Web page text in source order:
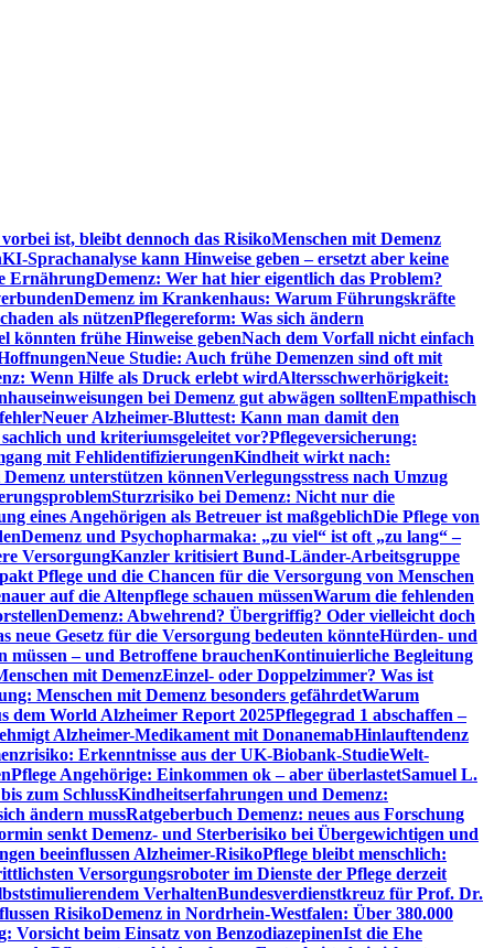
ist, bleibt dennoch das RisikoMenschen mit Demenz
KI-Sprachanalyse kann Hinweise geben – ersetzt aber keine
ErnährungDemenz: Wer hat hier eigentlich das Problem?
Demenz im Krankenhaus: Warum Führungskräfte
als nützenPflegereform: Was sich ändern
könnten frühe Hinweise gebenNach dem Vorfall nicht einfach
Neue Studie: Auch frühe Demenzen sind oft mit
Wenn Hilfe als Druck erlebt wirdAltersschwerhörigkeit:
bei Demenz gut abwägen solltenEmpathisch
Neuer Alzheimer-Bluttest: Kann man damit den
und kriteriumsgeleitet vor?Pflegeversicherung:
mit FehlidentifizierungenKindheit wirkt nach:
unterstützen könnenVerlegungsstress nach Umzug
Sturzrisiko bei Demenz: Nicht nur die
eines Angehörigen als Betreuer ist maßgeblichDie Pflege von
Demenz und Psychopharmaka: „zu viel“ ist oft „zu lang“ –
VersorgungKanzler kritisiert Bund-Länder-Arbeitsgruppe
Pflege und die Chancen für die Versorgung von Menschen
auf die Altenpflege schauen müssenWarum die fehlenden
Demenz: Abwehrend? Übergriffig? Oder vielleicht doch
neue Gesetz für die Versorgung bedeuten könnteHürden- und
– und Betroffene brauchenKontinuierliche Begleitung
mit DemenzEinzel- oder Doppelzimmer? Was ist
Menschen mit Demenz besonders gefährdetWarum
dem World Alzheimer Report 2025Pflegegrad 1 abschaffen –
Alzheimer-Medikament mit DonanemabHinlauftendenz
Erkenntnisse aus der UK-Biobank-StudieWelt-
Pflege Angehörige: Einkommen ok – aber überlastetSamuel L.
zum SchlussKindheitserfahrungen und Demenz:
ändern mussRatgeberbuch Demenz: neues aus Forschung
senkt Demenz- und Sterberisiko bei Übergewichtigen und
beeinflussen Alzheimer-RisikoPflege bleibt menschlich:
Versorgungsroboter im Dienste der Pflege derzeit
VerhaltenBundesverdienstkreuz für Prof. Dr.
RisikoDemenz in Nordrhein-Westfalen: Über 380.000
Vorsicht beim Einsatz von BenzodiazepinenIst die Ehe